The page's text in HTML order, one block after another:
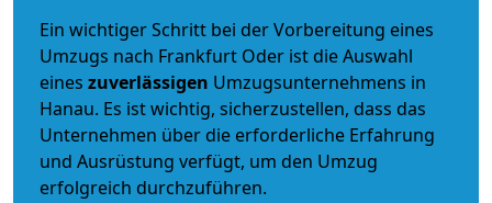
Ein wichtiger Schritt bei der Vorbereitung eines
Umzugs nach Frankfurt Oder ist die Auswahl
eines zuverlässigen Umzugsunternehmens in
Hanau. Es ist wichtig, sicherzustellen, dass das
Unternehmen über die erforderliche Erfahrung
und Ausrüstung verfügt, um den Umzug
erfolgreich durchzuführen.